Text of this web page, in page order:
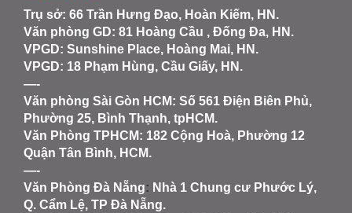
Trụ sở: 66 Trần Hưng Đạo, Hoàn Kiếm, HN.
Văn phòng GD: 81 Hoàng Cầu , Đống Đa, HN.
VPGD: Sunshine Place, Hoàng Mai, HN.
VPGD: 18 Phạm Hùng, Cầu Giấy, HN.
—-
Văn phòng Sài Gòn HCM: Số 561 Điện Biên Phủ,
Phường 25, Bình Thạnh, tpHCM.
Văn Phòng TPHCM: 182 Cộng Hoà, Phường 12
Quận Tân Bình, HCM.
—-
Văn Phòng Đà Nẵng: Nhà 1 Chung cư Phước Lý,
Q. Cẩm Lệ, TP Đà Nẵng.